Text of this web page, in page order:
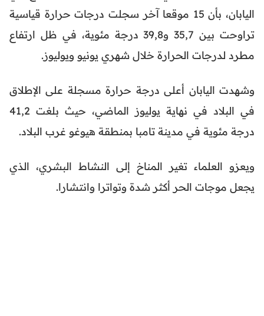
اليابان، بأن 15 موقعا آخر سجلت درجات حرارة قياسية
تراوحت بين 35,7 و39,8 درجة مئوية، في ظل ارتفاع
مطرد لدرجات الحرارة خلال شهري يونيو ويوليوز.
وشهدت اليابان أعلى درجة حرارة مسجلة على الإطلاق
في البلاد في نهاية يوليوز الماضي، حيث بلغت 41,2
درجة مئوية في مدينة تامبا بمنطقة هيوغو غرب البلاد.
ويعزو العلماء تغير المناخ إلى النشاط البشري، الذي
يجعل موجات الحر أكثر شدة وتواترا وانتشارا.